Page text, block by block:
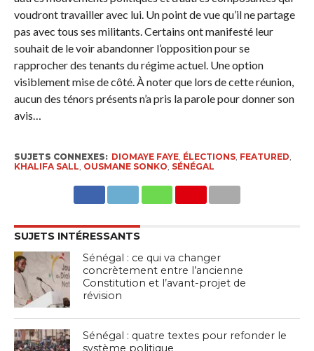
voudront travailler avec lui. Un point de vue qu’il ne partage
pas avec tous ses militants. Certains ont manifesté leur
souhait de le voir abandonner l’opposition pour se
rapprocher des tenants du régime actuel. Une option
visiblement mise de côté. À noter que lors de cette réunion,
aucun des ténors présents n’a pris la parole pour donner son
avis…
SUJETS CONNEXES: DIOMAYE FAYE, ÉLECTIONS, FEATURED
KHALIFA SALL OUSMANE SONKO SÉNÉGAL
SUJETS INTÉRESSANTS
Sénégal : ce qui va changer
concrètement entre l’ancienne
Constitution et l’avant-projet de
révision
Sénégal : quatre textes pour refonder le
système politique